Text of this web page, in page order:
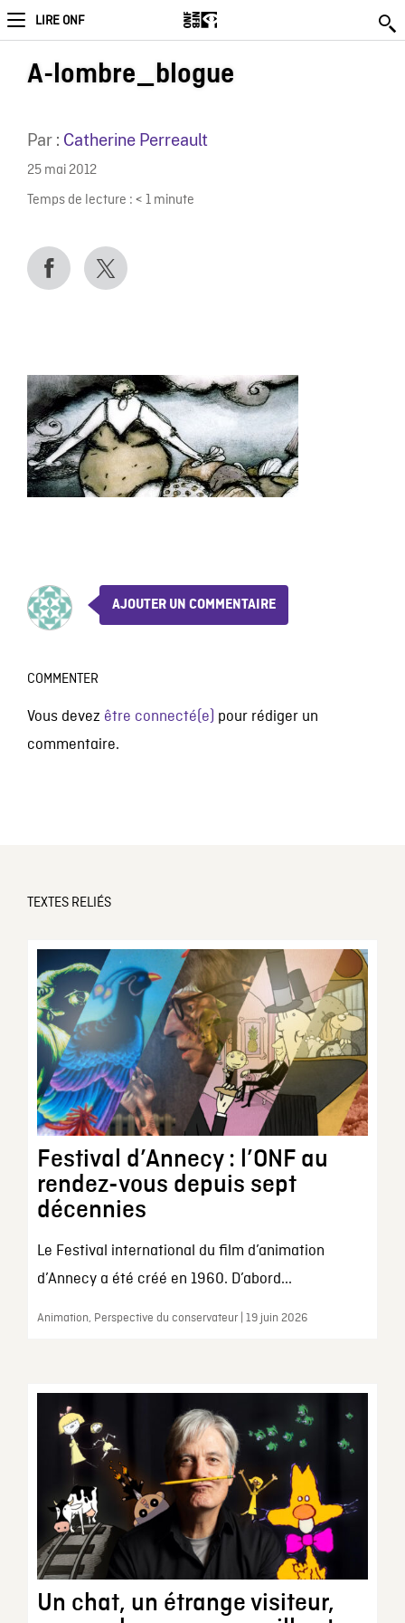
LIRE ONF
A-lombre_blogue
Par : Catherine Perreault
25 mai 2012
Temps de lecture : < 1 minute
AJOUTER UN COMMENTAIRE
COMMENTER
Vous devez être connecté(e) pour rédiger un
commentaire.
TEXTES RELIÉS
Festival d’Annecy : l’ONF au
rendez-vous depuis sept
décennies
Le Festival international du film d’animation
d’Annecy a été créé en 1960. D’abord...
Animation, Perspective du conservateur | 19 juin 2026
Un chat, un étrange visiteur,